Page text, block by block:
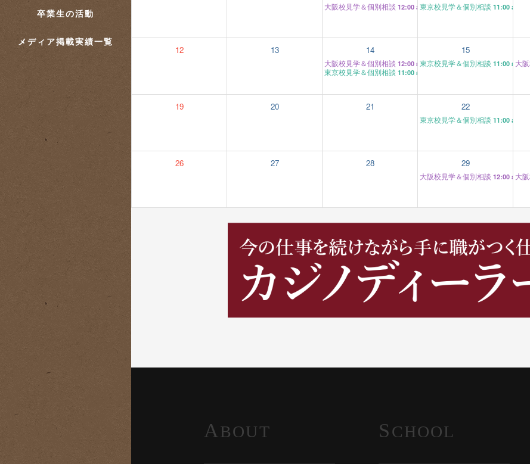
卒業生の活動
メディア掲載実績一覧
大阪校見学＆個別相談 12:00 am東京校見学＆個別相談 11:00 am
12 13 14
大阪校見学＆個別相談 12:00 am
東京校見学＆個別相談 11:00 am
15
東京校見学＆個別相談 11:00 am
大
19 20 21 22
東京校見学＆個別相談 11:00 am
26 27 28 29
大阪校見学＆個別相談 12:00 am
大
A BOUT SCHOOL